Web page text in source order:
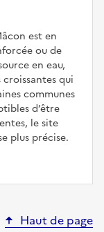
est en
ou de
en eau,
qui
communes
d’être
le site
plus précise.
Haut de page